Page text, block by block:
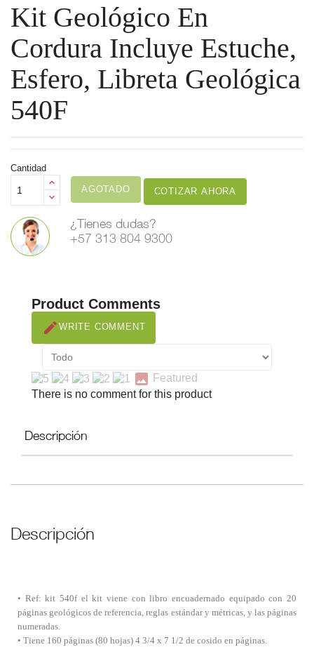
Kit Geológico En
Cordura Incluye Estuche,
Esfero, Libreta Geológica
540F
Cantidad
AGOTADO COTIZAR AHORA
¿Tienes dudas?
+57 313 804 9300
Product Comments
create WRITE COMMENT
image Featured
There is no comment for this product
Descripción
Descripción
• Ref: kit 540f el kit viene con libro encuadernado equipado con 20
páginas geológicos de referencia, reglas estándar y métricas, y las páginas
numeradas.
• Tiene 160 páginas (80 hojas) 4 3/4 x 7 1/2 de cosido en páginas.